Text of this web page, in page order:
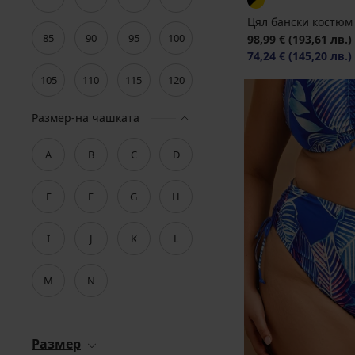
85 90 95 100
105 110 115 120
Размер-на чашката
A B C D
E F G H
I J K L
M N
Размер
Цял бански
98,99 € (193,61 лв.)
74,24 € (145,20 лв.)